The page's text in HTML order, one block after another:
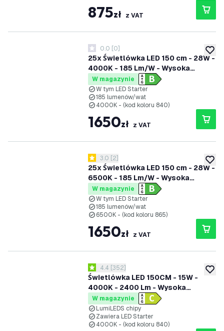
875zł z VAT
dodaj
25x Świetlówka LED 150 cm - 28W -
4000K - 185 Lm/W - Wysoka
wydajność - Klasa B
0 Gwiazdki oceny
0.0 [0]
W magazynie
W tym LED Starter
185 lumenów/wat
4000K - (kod koloru 840)
1650zł z VAT
dodaj
25x Świetlówka LED 150 cm - 28W -
6500K - 185 Lm/W - Wysoka
wydajność - Klasa B
otwórz panel recenzji
3 Gwiazdki oceny
3.0 [2]
W magazynie
W tym LED Starter
185 lumenów/wat
6500K - (kod koloru 865)
1650zł z VAT
Świetlówka LED 150CM - 15W -
4000K - 2400 Lm - Wysoka
wydajność
otwórz panel recenzji
4.4 Gwiazdki oceny
4.4 [352]
W magazynie
LumiLEDS chipy
Zawiera LED Starter
4000K - (kod koloru 840)